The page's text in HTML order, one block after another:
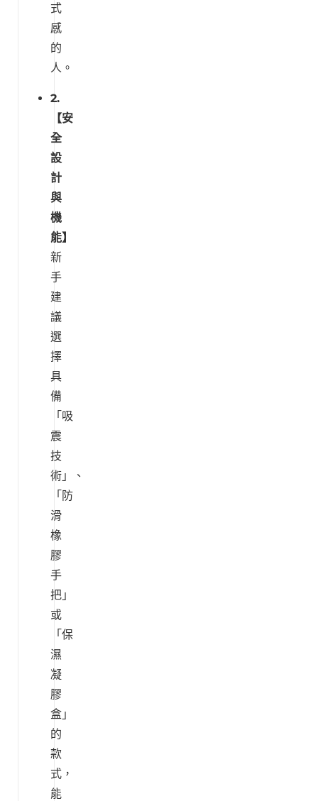
式
感
的
人。
2.
【安
全
設
計
與
機
能】
新
手
建
議
選
擇
具
備
「吸
震
技
術」、
「防
滑
橡
膠
手
把」
或
「保
濕
凝
膠
盒」
的
款
式，
能